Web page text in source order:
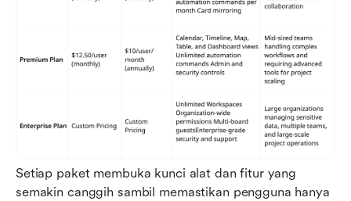
Setiap paket membuka kunci alat dan fitur yang
semakin canggih sambil memastikan pengguna hanya